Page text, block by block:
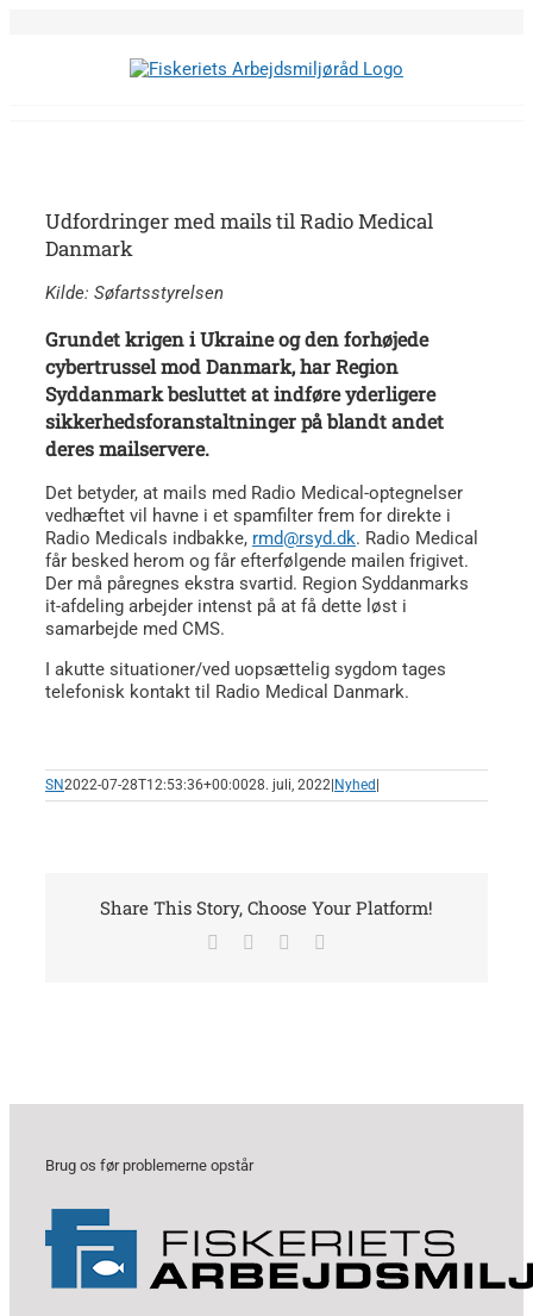
Udfordringer med mails til Radio Medical
Danmark
Kilde: Søfartsstyrelsen
Grundet krigen i Ukraine og den forhøjede
cybertrussel mod Danmark, har Region
Syddanmark besluttet at indføre yderligere
sikkerhedsforanstaltninger på blandt andet
deres mailservere.
Det betyder, at mails med Radio Medical-optegnelser
vedhæftet vil havne i et spamfilter frem for direkte i
Radio Medicals indbakke, rmd@rsyd.dk. Radio Medical
får besked herom og får efterfølgende mailen frigivet.
Der må påregnes ekstra svartid. Region Syddanmarks
it-afdeling arbejder intenst på at få dette løst i
samarbejde med CMS.
I akutte situationer/ved uopsættelig sygdom tages
telefonisk kontakt til Radio Medical Danmark.
SN2022-07-28T12:53:36+00:0028. juli, 2022 Nyhed
Share This Story, Choose Your Platform!
Facebook LinkedIn
Brug os før problemerne opstår